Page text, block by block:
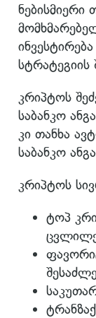
სტრატეგიის
კრიპტოს
საბანკო
კი თანხა
საბანკო
კრიპტოს
ტოპ